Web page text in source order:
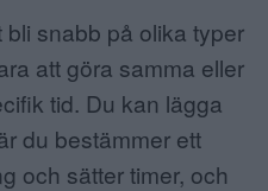
snabb på olika typer
att göra samma eller
tid. Du kan lägga
du bestämmer ett
och sätter timer, och